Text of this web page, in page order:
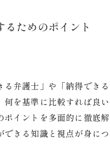
ためのポイント
弁護士」や「納得でき
を基準に比較すれば良
イントを多面的に徹底
きる知識と視点が身につ